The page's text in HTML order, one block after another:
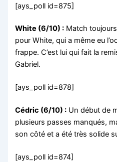
[ays_poll id=875]
White (6/10) : Match
pour White, qui a même eu
frappe. C’est lui qui fait la
Gabriel.
[ays_poll id=878]
Cédric (6/10) : Un début de
plusieurs passes manqués,
son côté et a été très solide
[ays_poll id=874]